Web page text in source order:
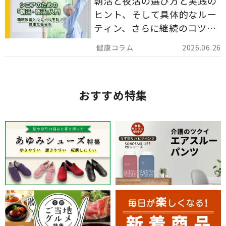
2026.06.26
ヒント、そして具体的なルー
ティン、さらに継続のコツま
でを詳しくご紹介します。
おすすめ特集